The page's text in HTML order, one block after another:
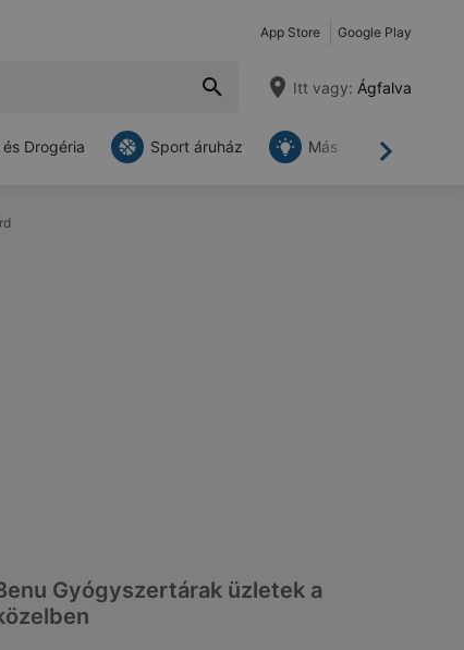
App Store Google Play
Itt vagy: Ágfalva
Tovább
Drogéria Sport áruház Más
Gyógyszertárak üzletek a